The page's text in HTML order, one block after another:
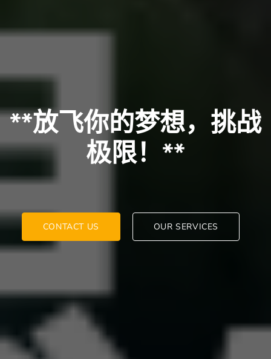
**放飞你的梦想，挑战
极限！**
CONTACT US OUR SERVICES